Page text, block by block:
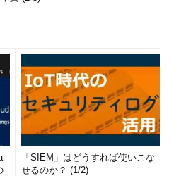
「SIEM」はどうすれば使いこな
せるのか？ (1/2)